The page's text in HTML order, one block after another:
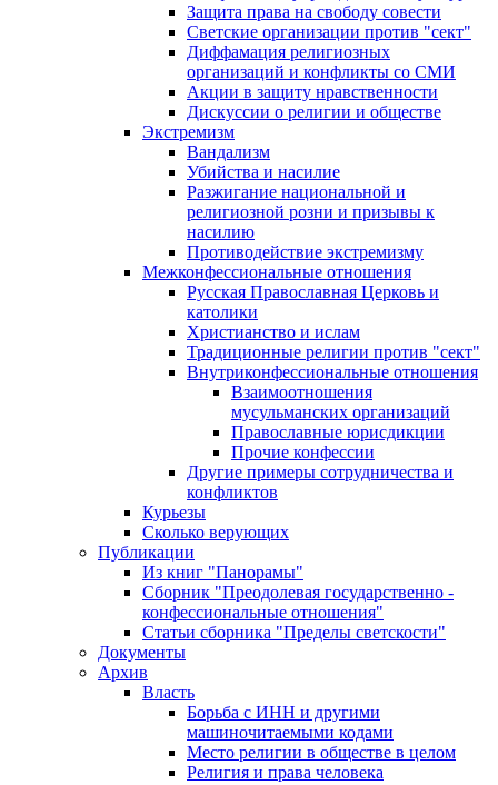
Защита права на свободу совести
Светские организации против "сект"
Диффамация религиозных
организаций и конфликты со СМИ
Акции в защиту нравственности
Дискуссии о религии и обществе
Экстремизм
Вандализм
Убийства и насилие
Разжигание национальной и
религиозной розни и призывы к
насилию
Противодействие экстремизму
Межконфессиональные отношения
Русская Православная Церковь и
католики
Христианство и ислам
Традиционные религии против "сект"
Внутриконфессиональные отношения
Взаимоотношения
мусульманских организаций
Православные юрисдикции
Прочие конфессии
Другие примеры сотрудничества и
конфликтов
Курьезы
Сколько верующих
Публикации
Из книг "Панорамы"
Сборник "Преодолевая государственно -
конфессиональные отношения"
Статьи сборника "Пределы светскости"
Документы
Архив
Власть
Борьба с ИНН и другими
машиночитаемыми кодами
Место религии в обществе в целом
Религия и права человека